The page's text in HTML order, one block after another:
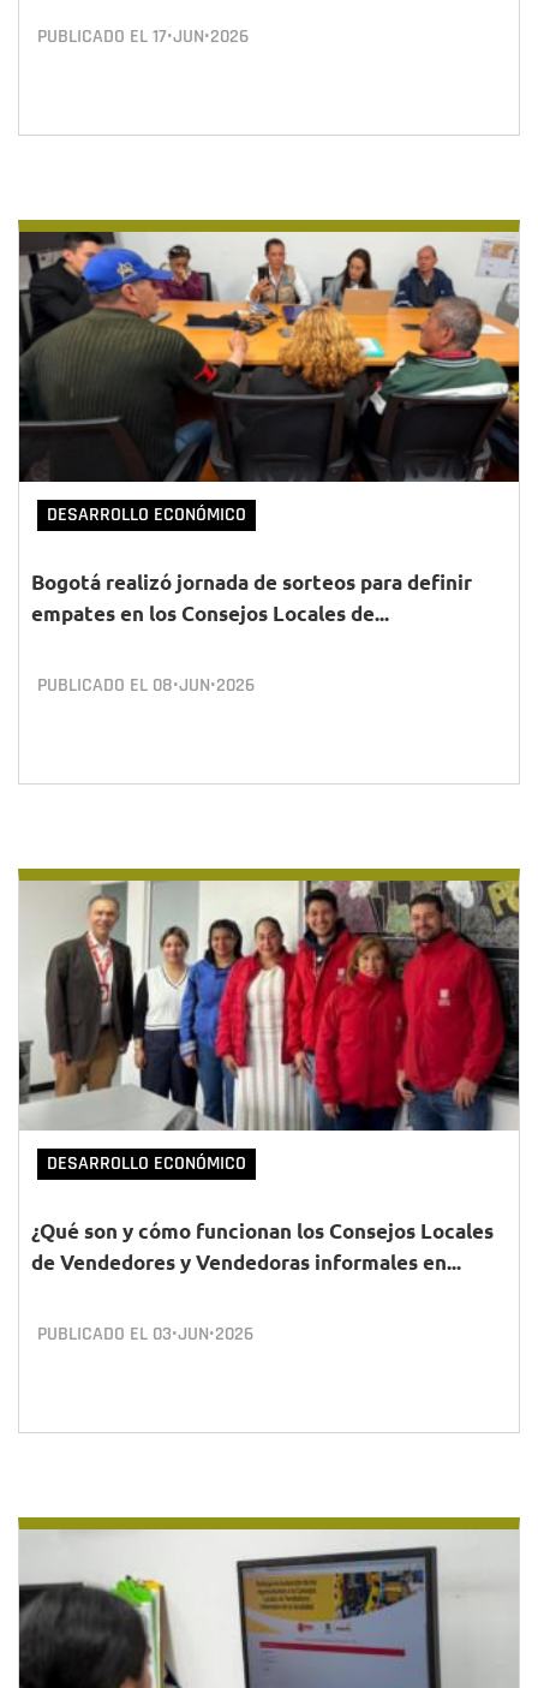
PUBLICADO EL17•JUN•2026
DESARROLLO ECONÓMICO
Bogotá realizó jornada de sorteos para definir
empates en los Consejos Locales de...
PUBLICADO EL 08•JUN•2026
DESARROLLO ECONÓMICO
¿Qué son y cómo funcionan los Consejos Locales
de Vendedores y Vendedoras informales en...
PUBLICADO EL 03•JUN•2026